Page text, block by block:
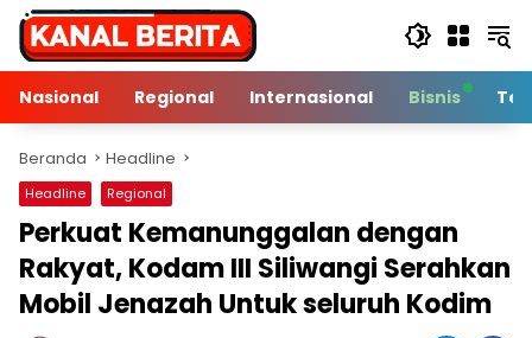
Langsung
konten
Nasional
Regional Internasional Bisnis
Beranda Headline
Headline Regional
Perkuat Kemanunggalan dengan
Rakyat, Kodam III Siliwangi Serahkan
Mobil Jenazah Untuk seluruh Kodim